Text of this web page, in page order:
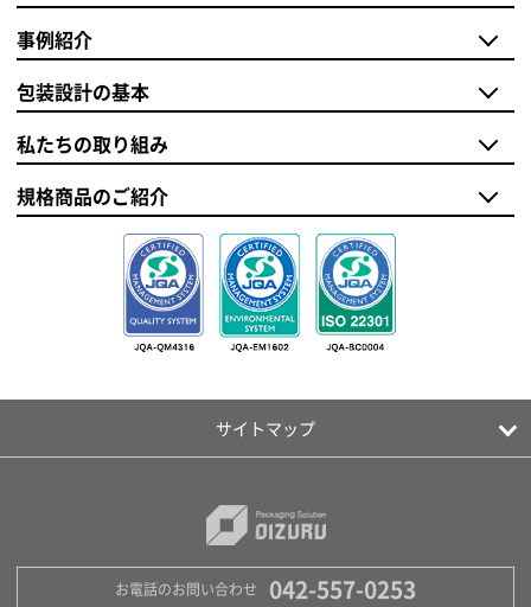
事例紹介
包装設計の基本
私たちの取り組み
規格商品のご紹介
サイトマップ
お電話のお問い合わせ 042-557-0253